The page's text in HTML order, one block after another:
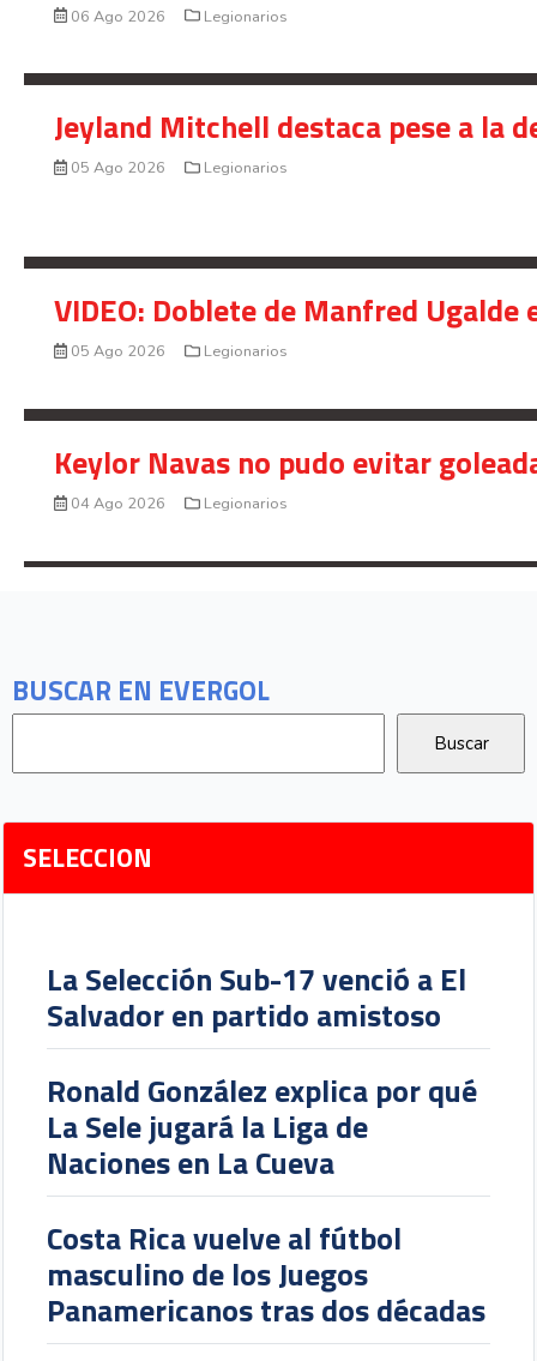
BUSCAR EN EVERGOL
SELECCION
La Selección Sub-17 venció a El
Salvador en partido amistoso
Ronald González explica por qué
La Sele jugará la Liga de
Naciones en La Cueva
Costa Rica vuelve al fútbol
masculino de los Juegos
Panamericanos tras dos décadas
06 Ago 2026 Legionarios
Jeyland Mitchell destaca pese a la
05 Ago 2026 Legionarios
VIDEO: Doblete de Manfred
05 Ago 2026 Legionarios
Keylor Navas no pudo evitar
04 Ago 2026 Legionarios